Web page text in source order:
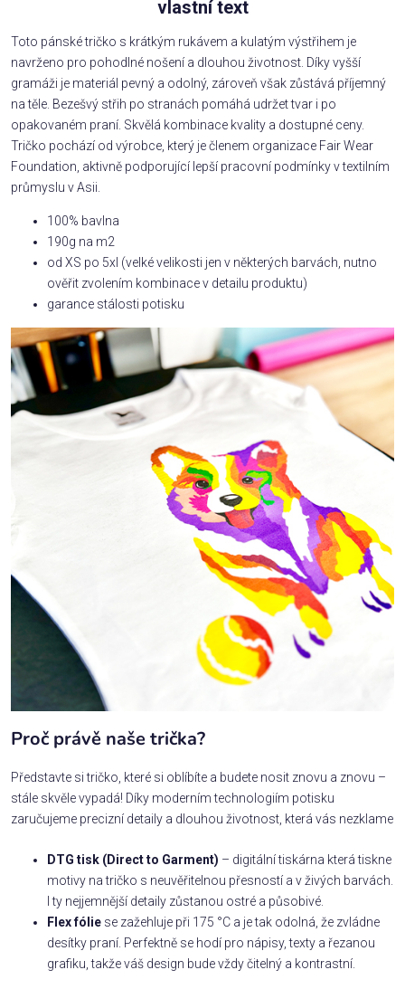
vlastní text
Toto pánské tričko s krátkým rukávem a kulatým výstřihem je
navrženo pro pohodlné nošení a dlouhou životnost. Díky vyšší
gramáži je materiál pevný a odolný, zároveň však zůstává příjemný
na těle. Bezešvý střih po stranách pomáhá udržet tvar i po
opakovaném praní. Skvělá kombinace kvality a dostupné ceny.
Tričko pochází od výrobce, který je členem organizace Fair Wear
Foundation, aktivně podporující lepší pracovní podmínky v textilním
průmyslu v Asii.
100% bavlna
190g na m2
od XS po 5xl (velké velikosti jen v některých barvách, nutno
ověřit zvolením kombinace v detailu produktu)
garance stálosti potisku
Proč právě naše trička?
Představte si tričko, které si oblíbíte a budete nosit znovu a znovu –
stále skvěle vypadá! Díky moderním technologiím potisku
zaručujeme precizní detaily a dlouhou životnost, která vás nezklame
DTG tisk (Direct to Garment) – digitální tiskárna která tiskne
motivy na tričko s neuvěřitelnou přesností a v živých barvách.
I ty nejjemnější detaily zůstanou ostré a působivé.
Flex fólie se zažehluje při 175 °C a je tak odolná, že zvládne
desítky praní. Perfektně se hodí pro nápisy, texty a řezanou
grafiku, takže váš design bude vždy čitelný a kontrastní.